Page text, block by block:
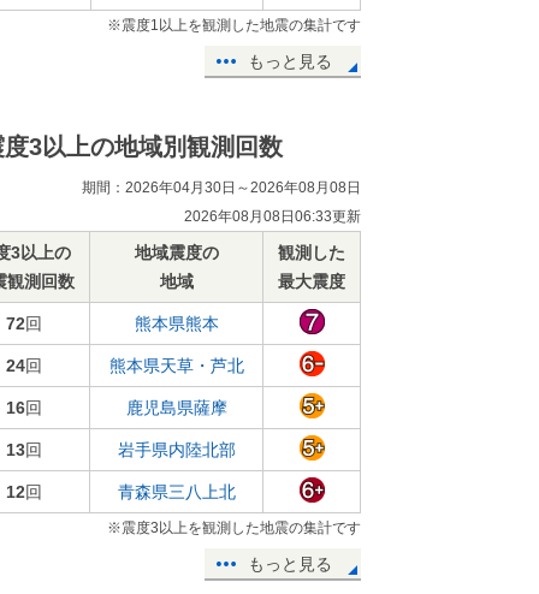
※震度1以上を観測した地震の集計です
もっと見る
度3以上の地域別観測回数
期間：2026年04月30日～2026年08月08日
2026年08月08日06:33更新
3以上の
観測回数
地域震度の
地域
観測した
最大震度
72回 熊本県熊本
24回 熊本県天草・芦北
16回 鹿児島県薩摩
13回 岩手県内陸北部
12回 青森県三八上北
※震度3以上を観測した地震の集計です
もっと見る